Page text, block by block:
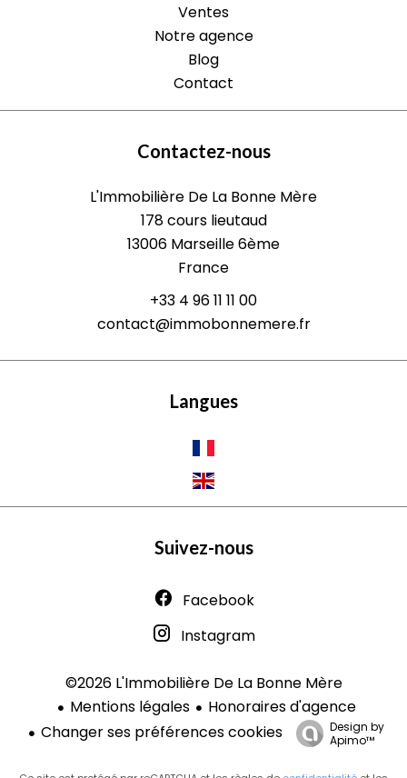
Ventes
Notre agence
Blog
Contact
Contactez-nous
L'Immobilière De La Bonne Mère
178 cours lieutaud
13006 Marseille 6ème
France
+33 4 96 11 11 00
contact@immobonnemere.fr
Langues
Suivez-nous
Facebook
Instagram
©2026 L'Immobilière De La Bonne Mère
Mentions légales
Honoraires d'agence
Changer ses préférences cookies
Design by
Apimo™